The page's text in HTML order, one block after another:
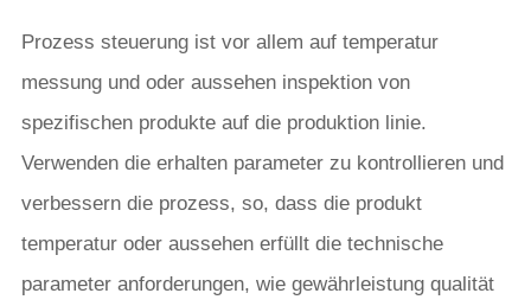
Prozess steuerung ist vor allem auf temperatur
messung und oder aussehen inspektion von
spezifischen produkte auf die produktion linie.
Verwenden die erhalten parameter zu kontrollieren und
verbessern die prozess, so, dass die produkt
temperatur oder aussehen erfüllt die technische
parameter anforderungen, wie gewährleistung qualität